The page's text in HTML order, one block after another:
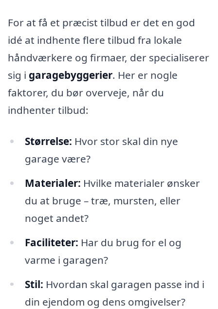
For at få et præcist tilbud er det en god
idé at indhente flere tilbud fra lokale
håndværkere og firmaer, der specialiserer
sig i garagebyggerier. Her er nogle
faktorer, du bør overveje, når du
indhenter tilbud:
Størrelse: Hvor stor skal din nye
garage være?
Materialer: Hvilke materialer ønsker
du at bruge – træ, mursten, eller
noget andet?
Faciliteter: Har du brug for el og
varme i garagen?
Stil: Hvordan skal garagen passe ind i
din ejendom og dens omgivelser?